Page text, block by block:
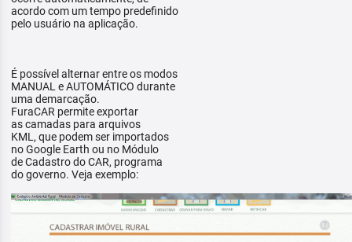
acordo com um tempo predefinido
pelo usuário na aplicação.
É possível alternar entre os modos
MANUAL e AUTOMÁTICO durante
uma demarcação.
FuraCAR permite exportar
as camadas para arquivos
KML, que podem ser importados
no Google Earth ou no Módulo
de Cadastro do CAR, programa
do governo. Veja exemplo: